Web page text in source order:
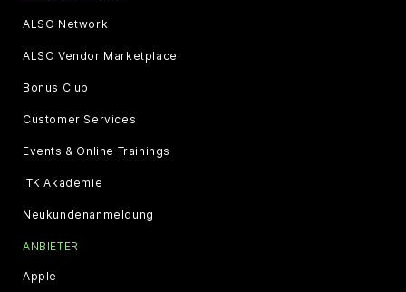
ALSO Network
ALSO Vendor Marketplace
Bonus Club
Customer Services
Events & Online Trainings
ITK Akademie
Neukundenanmeldung
ANBIETER
Apple